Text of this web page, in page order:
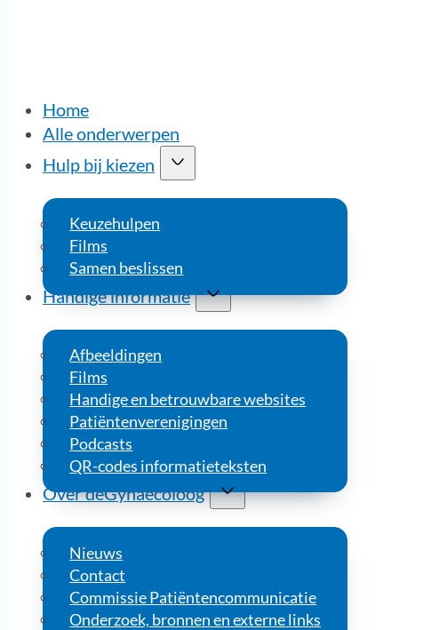
Home
Alle onderwerpen
Hulp bij kiezen
Keuzehulpen
Films
Samen beslissen
Handige informatie
Afbeeldingen
Films
Handige en betrouwbare websites
Patiëntenverenigingen
Podcasts
QR-codes informatieteksten
Over deGynaecoloog
Nieuws
Contact
Commissie Patiëntencommunicatie
Onderzoek, bronnen en externe links